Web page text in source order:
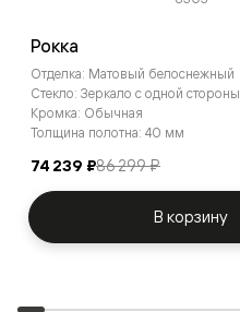
Рокка
Отделка: Матовый белоснежный
Стекло: Зеркало с одной стороны
Кромка: Обычная
Толщина полотна: 40 мм
74 239 ₽86 299 ₽
В корзину